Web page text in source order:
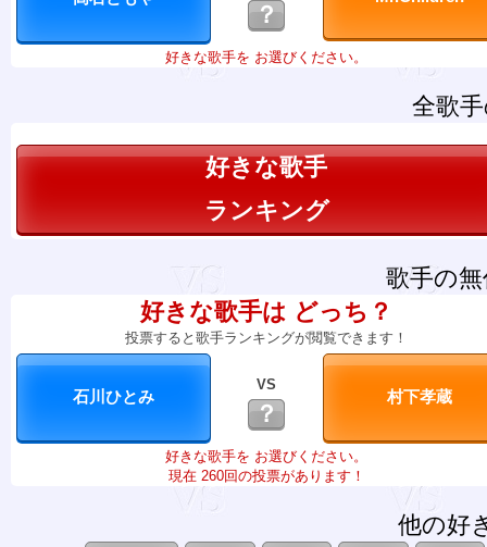
？
好きな歌手を お選びください。
全歌
好きな歌手
ランキング
歌手の
好きな歌手は どっち？
投票すると歌手ランキングが閲覧できます！
VS
？
好きな歌手を お選びください。
現在 260回の投票があります！
他の好